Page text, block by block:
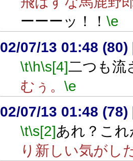
ーーーッ！！ \e
02/07/13 01:48 (80)
\t\h\s[4]二つも
むぅ。 \e
02/07/13 01:48 (78)
\t\s[2]あれ？こ
り新しい気がし